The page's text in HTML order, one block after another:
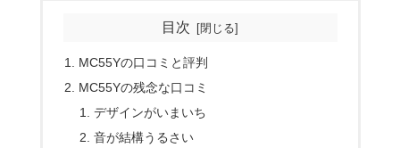
目次
MC55Yの口コミと評判
MC55Yの残念な口コミ
デザインがいまいち
音が結構うるさい